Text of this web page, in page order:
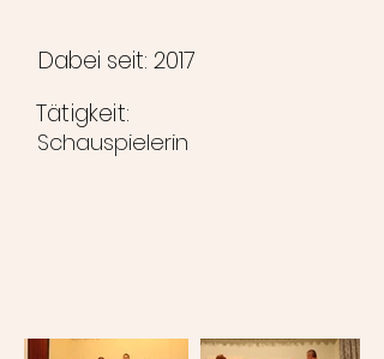
Dabei seit: 2017
Tätigkeit:
Schauspielerin